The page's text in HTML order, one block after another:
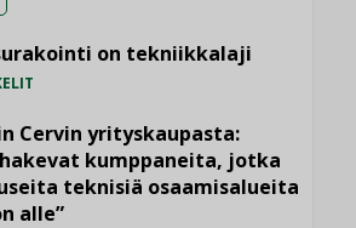
on tekniikkalaji
Cervin yrityskaupasta:
kumppaneita, jotka
teknisiä osaamisalueita
alle”